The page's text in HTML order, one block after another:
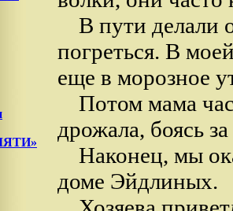
В пути делали
погреться. В
еще в морозное
Потом мама
дрожала, боясь
Наконец, мы
доме Эйдлиных.